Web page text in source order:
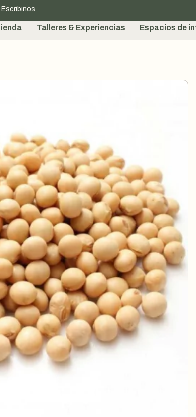
Escribinos
Talleres & Experiencias Espacios de